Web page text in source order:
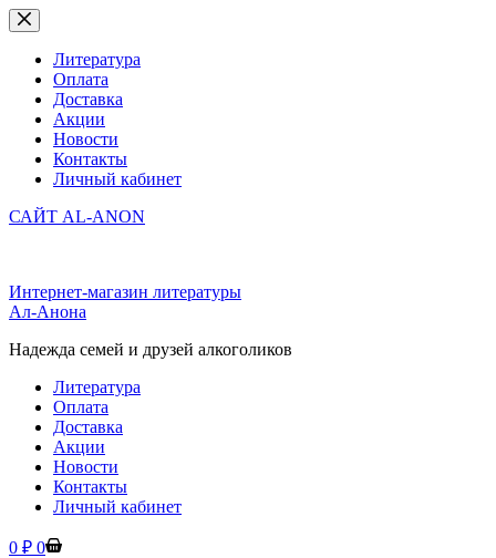
Перейти
к
сути
Литература
Оплата
Доставка
Акции
Новости
Контакты
Личный кабинет
САЙТ AL-ANON
Интернет-магазин литературы
Ал-Анона
Надежда семей и друзей алкоголиков
Литература
Оплата
Доставка
Акции
Новости
Контакты
Личный кабинет
Корзина
0 ₽ 0